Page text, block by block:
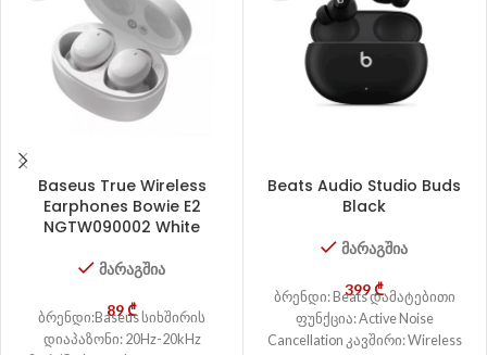
Baseus True Wireless
Earphones Bowie E2
NGTW090002 White
მარაგშია
89₾
ბრენდი:Baseus სიხშირის
დიაპაზონი: 20Hz-20kHz
Beats Audio Studio Buds
Black
მარაგშია
399₾
ბრენდი: Beats დამატებითი
ფუნქცია: Active Noise
Cancellation კავშირი: Wireless